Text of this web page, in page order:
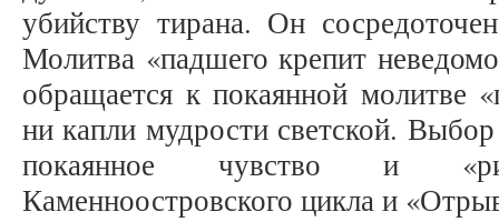
убийству тирана. Он
Молитва «падшего крепит
обращается к покаянной молитве
ни капли мудрости светской.
покаянное чувство и
Каменноостровского цикла и